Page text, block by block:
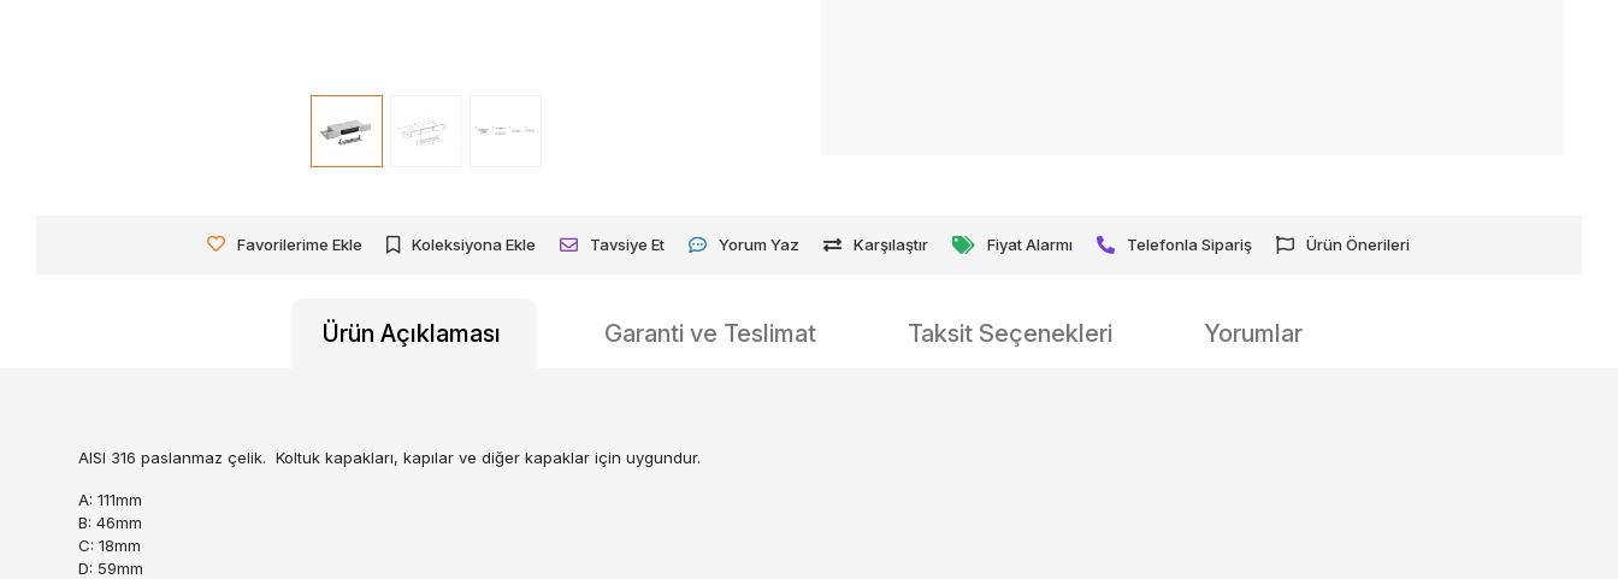
Favorilerime Ekle Koleksiyona Ekle Tavsiye Et Yorum Yaz Karşılaştır Fiyat Alarmı Telefonla Sipariş Ürün Önerileri
Ürün Açıklaması Garanti ve Teslimat Taksit Seçenekleri Yorumlar
AISI 316 paslanmaz çelik. Koltuk kapakları, kapılar ve diğer kapaklar için uygundur.
A: 111mm
B: 46mm
C: 18mm
D: 59mm